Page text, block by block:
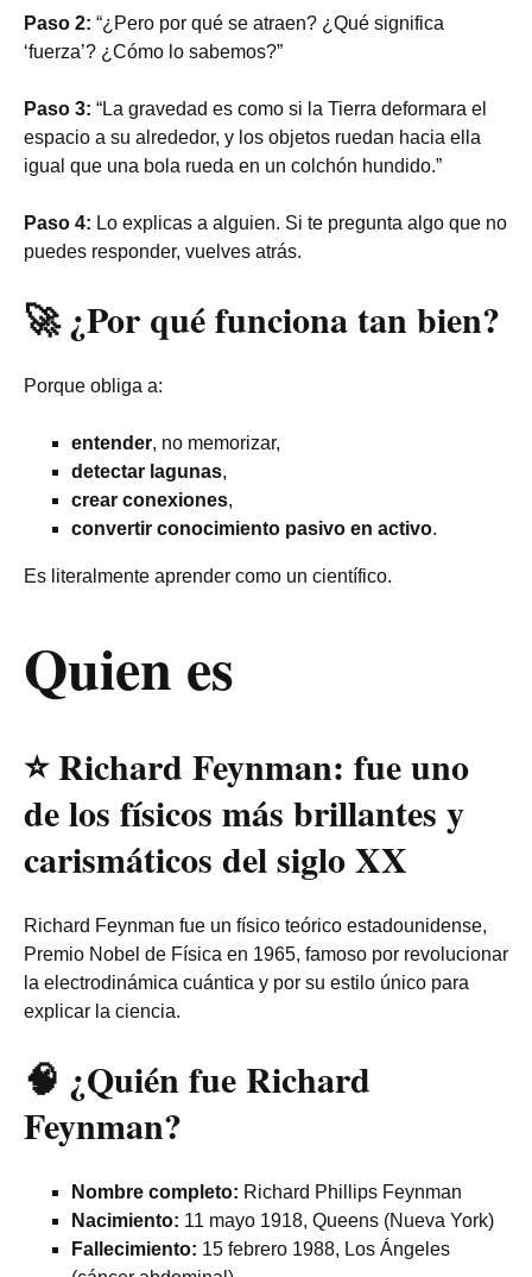
Paso 2: “¿Pero por qué se atraen? ¿Qué significa
‘fuerza’? ¿Cómo lo sabemos?”
Paso 3: “La gravedad es como si la Tierra deformara el
espacio a su alrededor, y los objetos ruedan hacia ella
igual que una bola rueda en un colchón hundido.”
Paso 4: Lo explicas a alguien. Si te pregunta algo que no
puedes responder, vuelves atrás.
🚀 ¿Por qué funciona tan bien?
Porque obliga a:
entender, no memorizar,
detectar lagunas,
crear conexiones,
convertir conocimiento pasivo en activo.
Es literalmente aprender como un científico.
Quien es
⭐Richard Feynman: fue uno
de los físicos más brillantes y
carismáticos del siglo XX
Richard Feynman fue un físico teórico estadounidense,
Premio Nobel de Física en 1965, famoso por revolucionar
la electrodinámica cuántica y por su estilo único para
explicar la ciencia.
🧠 ¿Quién fue Richard
Feynman?
Nombre completo: Richard Phillips Feynman
Nacimiento: 11 mayo 1918, Queens (Nueva York)
Fallecimiento: 15 febrero 1988, Los Ángeles